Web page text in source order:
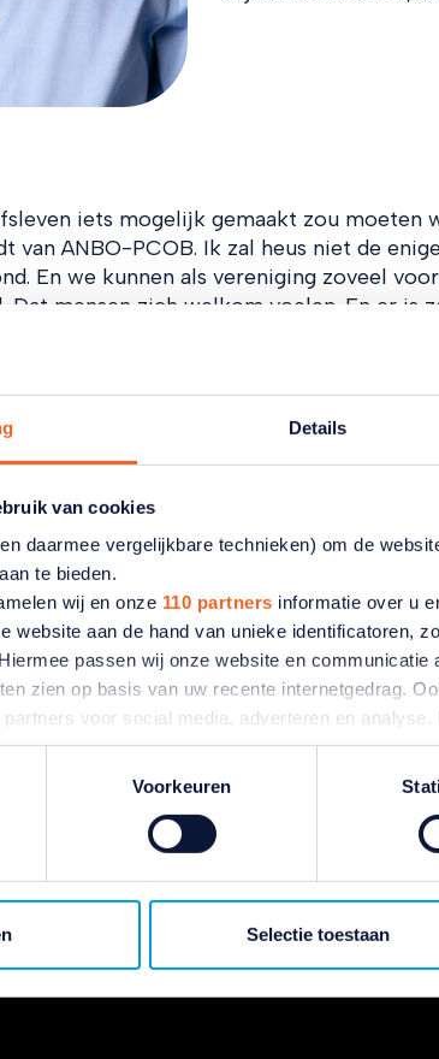
Details
van cookies
daarmee vergelijkbare technieken) om de
te bieden.
wij en onze 110 partners informatie over u
website aan de hand van unieke identificatoren,
passen wij onze website en
zien op basis van uw recente internetgedrag.
voor social media, adverteren en
informatie die u aan ze heeft verstrekt of die ze
u later van gedachten? U kunt uw voorkeuren
en cookiebeleid
Voorkeuren
Selectie toestaan
iets mogelijk gemaakt zou moeten
van ANBO-PCOB. Ik zal heus niet de
En we kunnen als vereniging zoveel
mensen zich welkom voelen. En er is
waardevol.’
met